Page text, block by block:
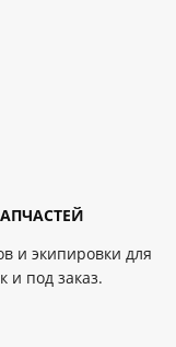
и экипировки для
и под заказ.